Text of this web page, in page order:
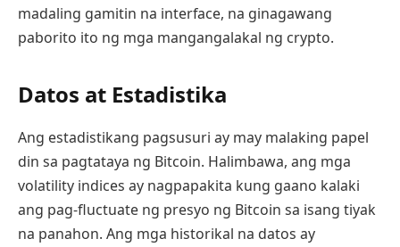
madaling gamitin na interface, na ginagawang
paborito ito ng mga mangangalakal ng crypto.
Datos at Estadistika
Ang estadistikang pagsusuri ay may malaking papel
din sa pagtataya ng Bitcoin. Halimbawa, ang mga
volatility indices ay nagpapakita kung gaano kalaki
ang pag-fluctuate ng presyo ng Bitcoin sa isang tiyak
na panahon. Ang mga historikal na datos ay